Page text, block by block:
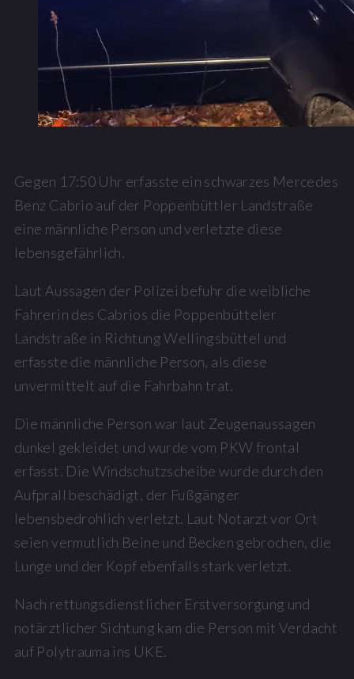
Gegen 17:50 Uhr erfasste ein schwarzes Mercedes
Benz Cabrio auf der Poppenbüttler Landstraße
eine männliche Person und verletzte diese
lebensgefährlich.
Laut Aussagen der Polizei befuhr die weibliche
Fahrerin des Cabrios die Poppenbütteler
Landstraße in Richtung Wellingsbüttel und
erfasste die männliche Person, als diese
unvermittelt auf die Fahrbahn trat.
Die männliche Person war laut Zeugenaussagen
dunkel gekleidet und wurde vom PKW frontal
erfasst. Die Windschutzscheibe wurde durch den
Aufprall beschädigt, der Fußgänger
lebensbedrohlich verletzt. Laut Notarzt vor Ort
seien vermutlich Beine und Becken gebrochen, die
Lunge und der Kopf ebenfalls stark verletzt.
Nach rettungsdienstlicher Erstversorgung und
notärztlicher Sichtung kam die Person mit Verdacht
auf Polytrauma ins UKE.